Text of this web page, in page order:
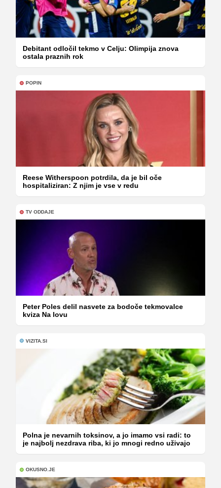
Debitant odločil tekmo v Celju: Olimpija znova
ostala praznih rok
POPIN
Reese Witherspoon potrdila, da je bil oče
hospitaliziran: Z njim je vse v redu
TV ODDAJE
Peter Poles delil nasvete za bodoče tekmovalce
kviza Na lovu
VIZITA.SI
Polna je nevarnih toksinov, a jo imamo vsi radi: to
je najbolj nezdrava riba, ki jo mnogi redno uživajo
OKUSNO.JE